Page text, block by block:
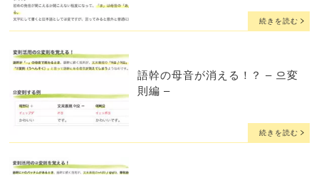
続きを読む
語幹の母音が消える！？ – 으変
則編 –
続きを読む